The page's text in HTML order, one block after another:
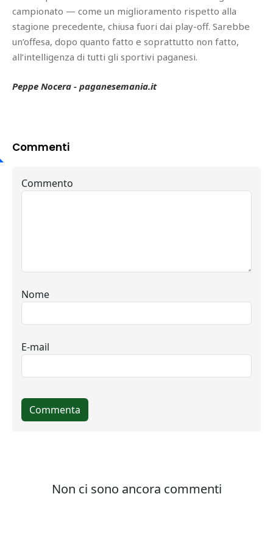
campionato — come un miglioramento rispetto alla
stagione precedente, chiusa fuori dai play-off. Sarebbe
un’offesa, dopo quanto fatto e soprattutto non fatto,
all’intelligenza di tutti gli sportivi paganesi.
Peppe Nocera - paganesemania.it
Commenti